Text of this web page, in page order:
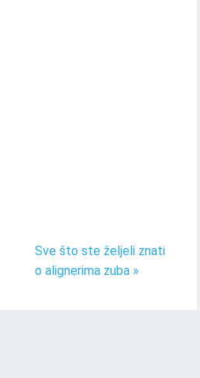
Sve što ste željeli znati
o alignerima zuba »